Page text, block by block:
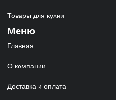
Товары для кухни
Меню
Главная
О компании
Доставка и оплата